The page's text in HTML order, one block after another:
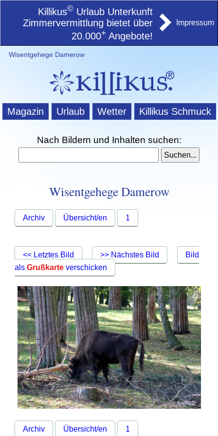
Killikus© Urlaub Unterkunft
Zimmervermittlung bietet über
20.000+ Angebote!
Impressum
Wisentgehege Damerow
Magazin Urlaub Wetter Killikus Schmuck
Nach Bildern und Inhalten suchen:
Wisentgehege Damerow
Archiv Übersicht/en 1
<< Letztes Bild >> Nächstes Bild
Bild
alsGrußkarte verschicken
Archiv Übersicht/en 1